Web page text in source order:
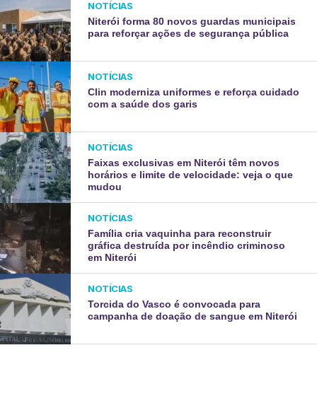
NOTÍCIAS
Niterói forma 80 novos guardas municipais
para reforçar ações de segurança pública
NOTÍCIAS
Clin moderniza uniformes e reforça cuidado
com a saúde dos garis
NOTÍCIAS
Faixas exclusivas em Niterói têm novos
horários e limite de velocidade: veja o que
mudou
NOTÍCIAS
Família cria vaquinha para reconstruir
gráfica destruída por incêndio criminoso
em Niterói
NOTÍCIAS
Torcida do Vasco é convocada para
campanha de doação de sangue em Niterói